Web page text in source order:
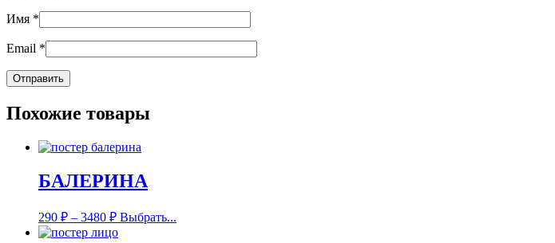
Имя *
Email *
Похожие товары
БАЛЕРИНА
290 ₽ – 3480 ₽ Выбрать...